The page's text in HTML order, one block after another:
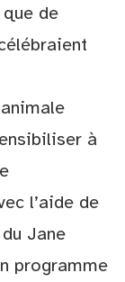
de
à
l’aide de
Jane
programme